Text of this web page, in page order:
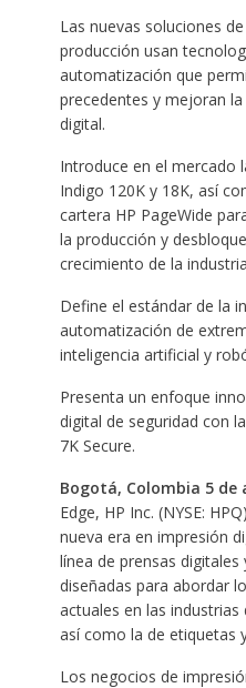
Las nuevas soluciones
producción usan
automatización que
precedentes y mejoran
digital.
Introduce en el mercado
Indigo 120K y 18K, así
cartera HP PageWide
la producción y
crecimiento de la
Define el estándar de la
automatización de
inteligencia artificial y
Presenta un enfoque
digital de seguridad con
7K Secure.
Bogotá, Colombia 5 de
Edge, HP Inc. (NYSE:
nueva era en impresión
línea de prensas
diseñadas para abordar
actuales en las
así como la de etiquetas
Los negocios de